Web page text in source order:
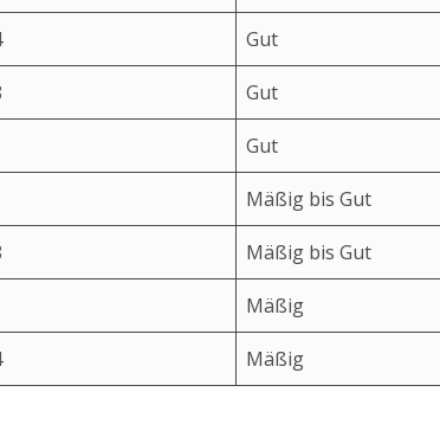
Gut
Gut
Gut
Mäßig bis Gut
Mäßig bis Gut
Mäßig
Mäßig